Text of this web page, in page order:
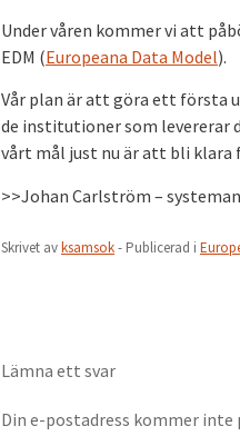
Under våren kommer vi att
EDM (Europeana Data Model).
Vår plan är att göra ett första
de institutioner som levererar
vårt mål just nu är att bli klara
>>Johan Carlström –
Skrivet avksamsok- Publicerad i
Lämna ett svar
Din e-postadress kommer inte